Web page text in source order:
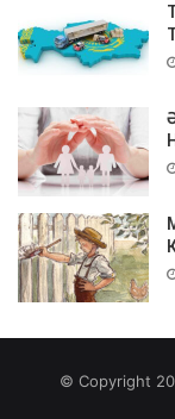
© Copyright